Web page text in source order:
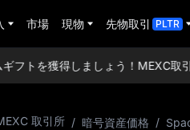
市場 現物 先物取引 PLTR
トを獲得しましょう！MEXC取引
取引所 / 暗号資産価格 /